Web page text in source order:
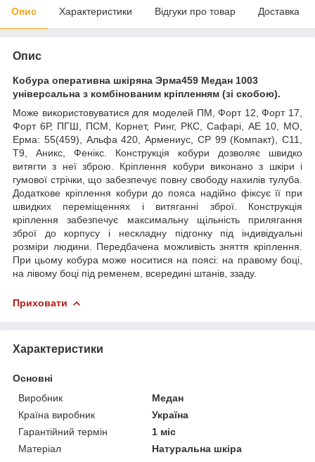
Опис Характеристики Відгуки про товар Доставка
Опис
Кобура оперативна шкіряна Эрма459 Медан 1003
універсальна з комбінованим кріпленням (зі скобою).
Може використовуватися для моделей ПМ, Форт 12, Форт 17,
Форт 6Р, ПГШ, ПСМ, Корнет, Ринг, РКС, Сафарі, АЕ 10, МО,
Ерма: 55(459), Альфа 420, Армениус, СР 99 (Компакт), С11,
Т9, Аникс, Фенікс. Конструкція кобури дозволяє швидко
витягти з неї зброю. Кріплення кобури виконано з шкіри і
гумової стрічки, що забезпечує повну свободу нахилів тулуба.
Додаткове кріплення кобури до пояса надійно фіксує її при
швидких переміщеннях і витяганні зброї. Конструкція
кріплення забезпечує максимальну щільність прилягання
зброї до корпусу і нескладну підгонку під індивідуальні
розміри людини. Передбачена можливість зняття кріплення.
При цьому кобура може носитися на поясі: на правому боці,
на лівому боці під ременем, всередині штанів, ззаду.
Приховати
Характеристики
Основні
Виробник
Медан
Країна виробник
Україна
Гарантійний термін
1 міс
Матеріал
Натуральна шкіра